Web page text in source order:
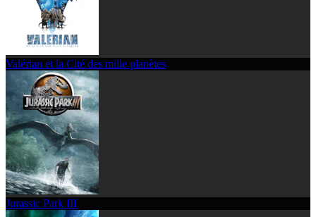
Valérian et la Cité des mille planètes
Jurassic Park III